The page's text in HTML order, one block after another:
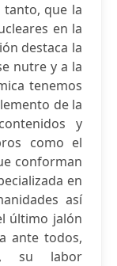
tanto, que la
en la
destaca la
nutre y a la
tenemos
de la
y
como el
conforman
en
así
último jalón
ante todos,
su labor